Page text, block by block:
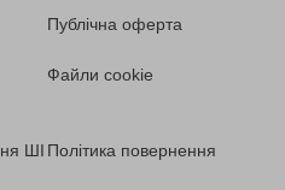
Публічна оферта
Файли cookie
ШІ Політика повернення